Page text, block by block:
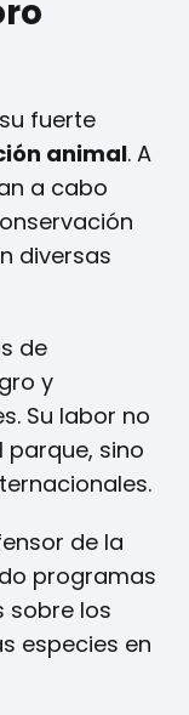
fuerte
animal. A
a cabo
diversas
de
y
Su labor no
parque, sino
de la
programas
sobre los
especies en